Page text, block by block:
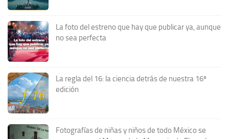
La foto del estreno que hay que publicar ya, aunque
no sea perfecta
La regla del 16: la ciencia detrás de nuestra 16ª
edición
Fotografías de niñas y niños de todo México se